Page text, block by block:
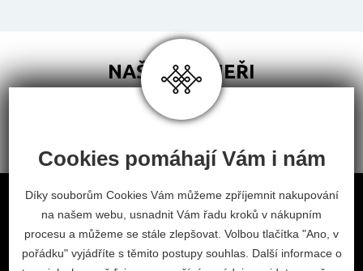
NAŠI PARTNEŘI
Obchodní podmínky
Odstoupení od smlouvy
Nastavení cookies
Cookies pomáhají Vám i nám
Díky souborům Cookies Vám můžeme zpříjemnit nakupování
na našem webu, usnadnit Vám řadu kroků v nákupním
procesu a můžeme se stále zlepšovat. Volbou tlačítka "Ano, v
pořádku" vyjádříte s těmito postupy souhlas. Další informace o